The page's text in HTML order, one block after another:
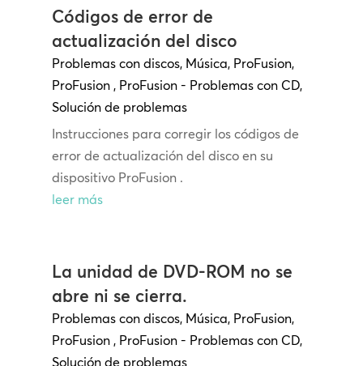
Códigos de error de
actualización del disco
Problemas con discos, Música, ProFusion,
ProFusion , ProFusion - Problemas con CD,
Solución de problemas
Instrucciones para corregir los códigos de
error de actualización del disco en su
dispositivo ProFusion .
leer más
La unidad de DVD-ROM no se
abre ni se cierra.
Problemas con discos, Música, ProFusion,
ProFusion , ProFusion - Problemas con CD,
Solución de problemas